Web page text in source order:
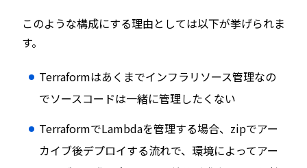
このような構成にする理由としては以下が挙げられま
す。
Terraformはあくまでインフラリソース管理なの
でソースコードは一緒に管理したくない
TerraformでLambdaを管理する場合、zipでアー
カイブ後デプロイする流れで、環境によってアー